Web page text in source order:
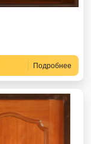
Подробнее